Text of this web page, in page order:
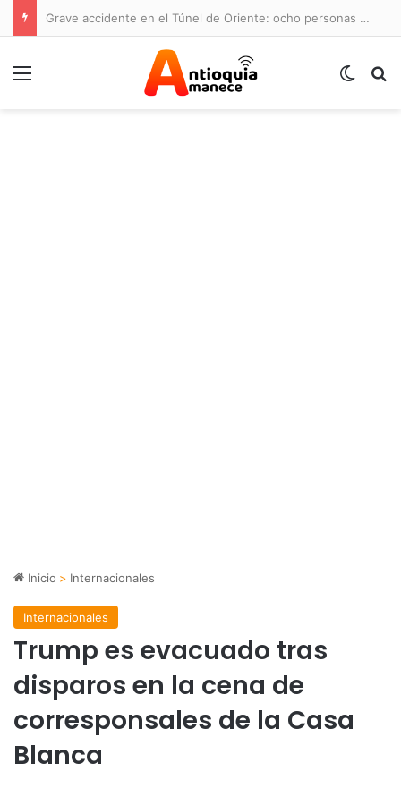
Grave accidente en el Túnel de Oriente: ocho personas lesionadas y cierre de la vía
Menú
Inicio > Internacionales
Internacionales
Trump es evacuado tras
disparos en la cena de
corresponsales de la Casa
Blanca